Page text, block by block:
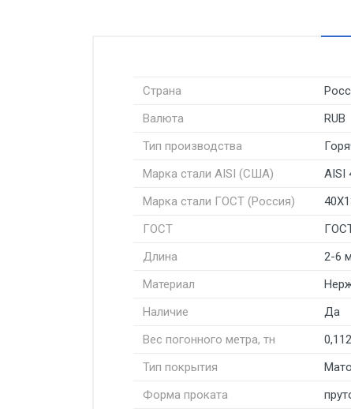
Страна
Валюта
RUB
Тип производства
Марка стали AISI (США)
AISI
Марка стали ГОСТ (Россия)
ГОСТ
Длина
2-6 м
Материал
Наличие
Да
Вес погонного метра, тн
Тип покрытия
Форма проката